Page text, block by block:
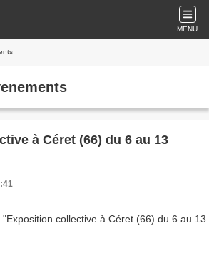
MENU
à Céret (66) du 6 au 13